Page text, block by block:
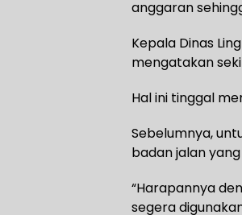
anggaran
Kepala Dinas
mengatakan
Hal ini tinggal
Sebelumnya,
badan jalan
“Harapannya
segera